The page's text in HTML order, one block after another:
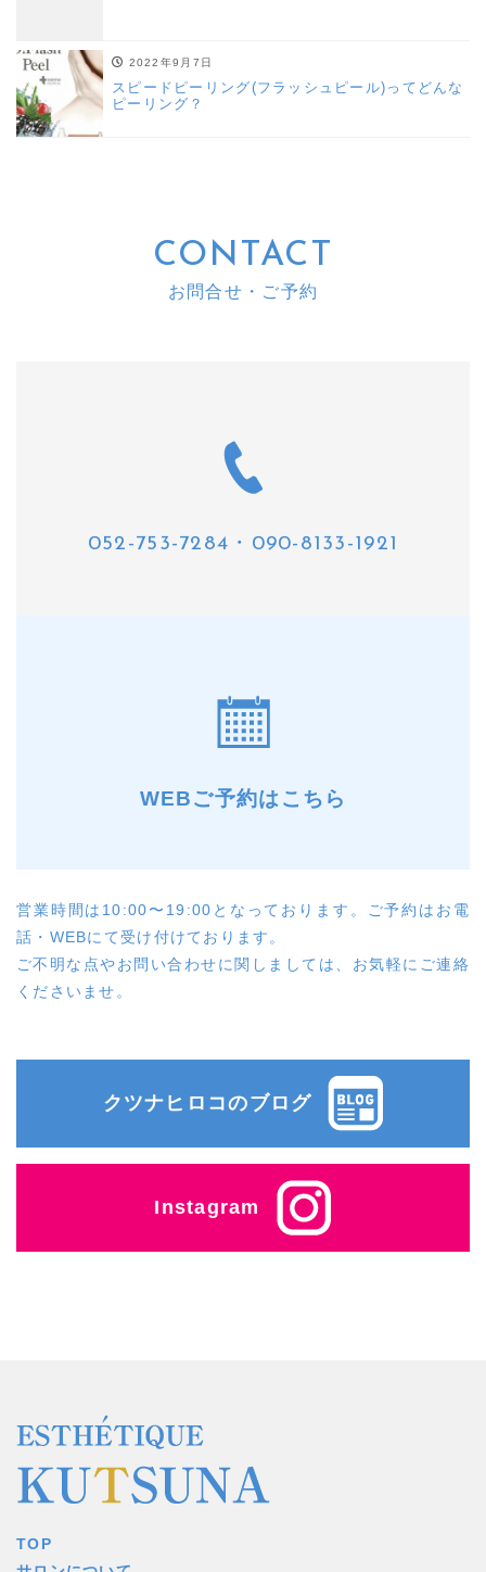
2022年9月7日
スピードピーリング(フラッシュピール)ってどんな
ピーリング？
CONTACT
お問合せ・ご予約
052-753-7284 ・ 090-8133-1921
WEBご予約はこちら
営業時間は10:00〜19:00となっております。ご予約はお電
話・WEBにて受け付けております。
ご不明な点やお問い合わせに関しましては、お気軽にご連絡
くださいませ。
クツナヒロコのブログ
Instagram
TOP